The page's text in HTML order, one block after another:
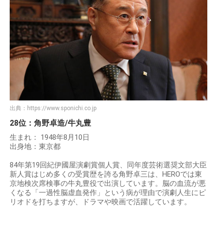
出典： https://www.sponichi.co.jp
28位：角野卓造/牛丸豊
生まれ： 1948年8月10日
出身地：東京都
84年第19回紀伊國屋演劇賞個人賞、同年度芸術選奨文部大臣
新人賞はじめ多くの受賞歴を誇る角野卓三は、HEROでは東
京地検次席検事の牛丸豊役で出演しています。脳の血流が悪
くなる「一過性脳虚血発作」という病が理由で演劇人生にピ
リオドを打ちますが、ドラマや映画で活躍しています。